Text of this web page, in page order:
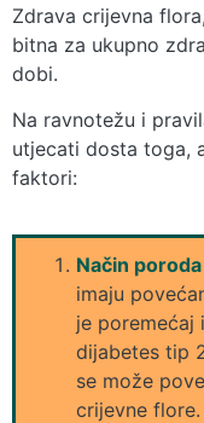
Zdrava crijevna
bitna za ukupno
dobi.
Na ravnotežu i
utjecati dosta toga,
faktori:
Način poroda
imaju
je poremećaj
dijabetes tip
se može
crijevne flore.